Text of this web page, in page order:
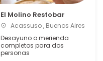
El Molino Restobar
Acassuso , Buenos Aires
Desayuno o merienda
completos para dos
personas